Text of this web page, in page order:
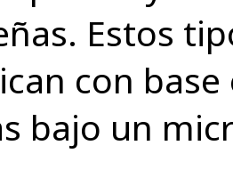
Estos
con
bajo un